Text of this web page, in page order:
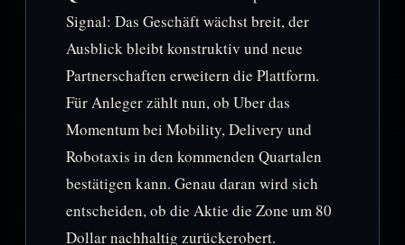
Signal: Das Geschäft wächst breit, der
Ausblick bleibt konstruktiv und neue
Partnerschaften erweitern die Plattform.
Für Anleger zählt nun, ob Uber das
Momentum bei Mobility, Delivery und
Robotaxis in den kommenden Quartalen
bestätigen kann. Genau daran wird sich
entscheiden, ob die Aktie die Zone um 80
Dollar nachhaltig zurückerobert.